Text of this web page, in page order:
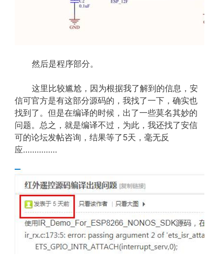
然后是程序部分。
这里比较尴尬，因为根据我了解到的信息，安
信可官方是有这部分源码的，我找了一下，确实也
找到了。但是在编译的时候，出了一些莫名其妙的
问题。总之，就是编译不过，为此，我还找了安信
可的论坛发帖咨询，结果等了5天，毫无反
应……………